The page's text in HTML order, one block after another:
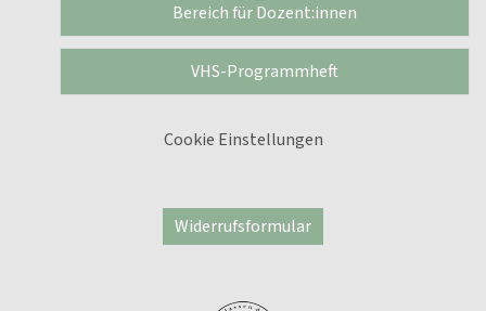
Bereich für Dozent:innen
VHS-Programmheft
Cookie Einstellungen
Widerrufsformular